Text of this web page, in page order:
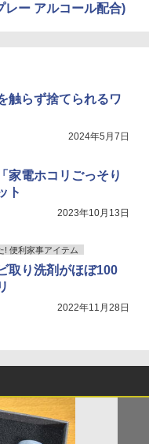
レー アルコール配合)
触らず捨てられるワ
2024年5月7日
家電ホコリごっそり
ト
2023年10月13日
! 便利家事アイテム
取り洗剤がほぼ100
2022年11月28日